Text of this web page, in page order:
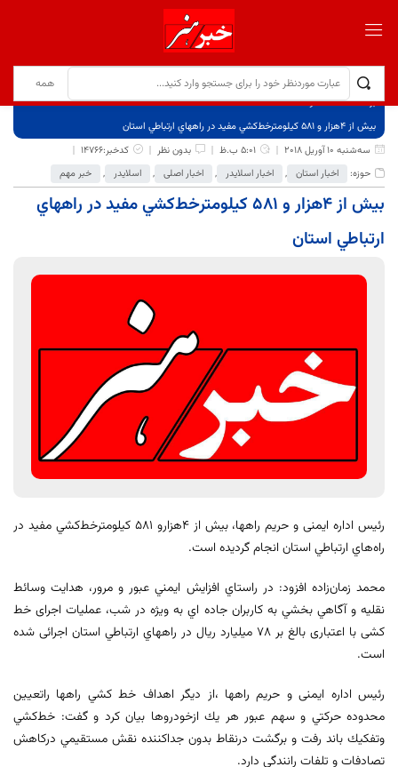
برگ نخست
نوشته‌ها
بيش از 4هزار و 581 كيلومترخط‌كشي مفید در راههاي ارتباطي استان
سه‌شنبه 10 آوریل 2018
5:01 ب.ظ بدون نظر
کدخبر:14766
حوزه:
اخبار استان , اخبار اسلایدر , اخبار اصلی , اسلایدر , خبر مهم
بيش از 4هزار و 581 كيلومترخط‌كشي مفید در راههاي
ارتباطي استان
رئیس اداره ایمنی و حریم راهها، بيش از 4هزارو 581 كيلومترخط‌كشي مفید در
راه‌هاي ارتباطي استان انجام گردیده است.
محمد زمان‌زاده افزود: در راستاي افزايش ايمني عبور و مرور، هدايت وسائط
نقليه و آگاهي بخشي به كاربران جاده اي به ويژه در شب، عملیات اجرای خط
کشی با اعتباری بالغ بر 78 میلیارد ریال در راههاي ارتباطي استان اجرائی شده
است.
رئیس اداره ایمنی و حریم راهها ،از ديگر اهداف خط كشي راهها راتعيين
محدوده حركتي و سهم عبور هر يك ازخودروها بيان كرد و گفت: خط‌كشي
وتفكيك باند رفت و برگشت درنقاط بدون جداكننده نقش مستقيمي دركاهش
تصادفات و تلفات رانندگي دارد.